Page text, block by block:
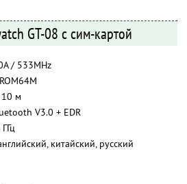
GT-08 с сим-картой
/ 533MHz
10 м
V3.0 + EDR
китайский, русский